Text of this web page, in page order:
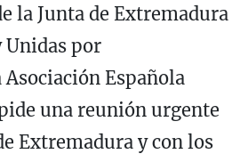
la Junta de Extremadura
Unidas por
Española
una reunión urgente
Extremadura y con los